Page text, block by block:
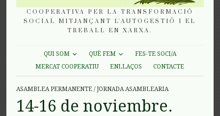
COOPERATIVA PER LA TRANSFORMACIÓ
SOCIAL MITJANÇANT L'AUTOGESTIÓ I EL
TREBALL EN XARXA.
QUI SOM QUÈ FEM
FES-TE SOCI/A
MERCAT COOPERATIU
ENLLAÇOS CONTACTE
ASAMBLEA PERMANENTE /JORNADA ASAMBLEARIA
14-16 de noviembre.